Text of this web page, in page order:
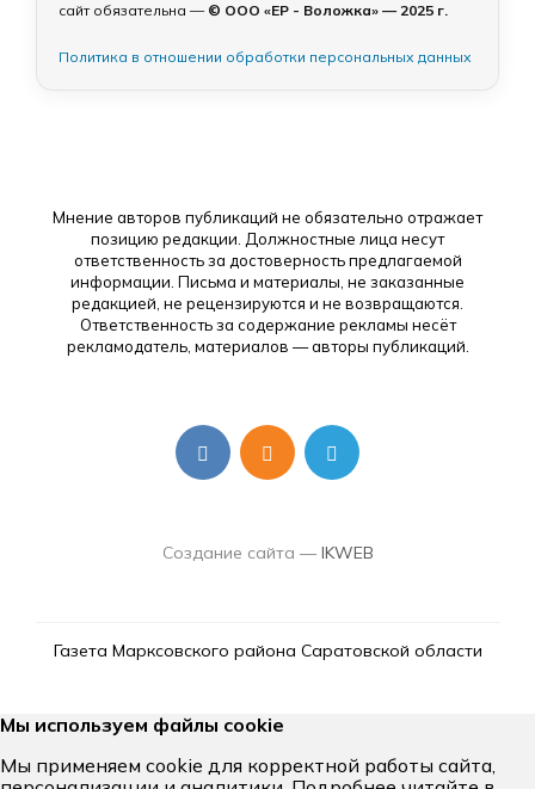
сайт обязательна — © ООО «ЕР - Воложка» — 2025 г.
Политика в отношении обработки персональных данных
Мнение авторов публикаций не обязательно отражает
позицию редакции. Должностные лица несут
ответственность за достоверность предлагаемой
информации. Письма и материалы, не заказанные
редакцией, не рецензируются и не возвращаются.
Ответственность за содержание рекламы несёт
рекламодатель, материалов — авторы публикаций.
Создание сайта — IKWEB
Газета Марксовского района Саратовской области
Мы используем файлы cookie
Мы применяем cookie для корректной работы сайта,